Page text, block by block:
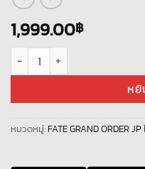
1,999.00฿
จำนวน Fate Grand Order JP -
หยิ
หมวดหมู่: FATE GRAND ORDER